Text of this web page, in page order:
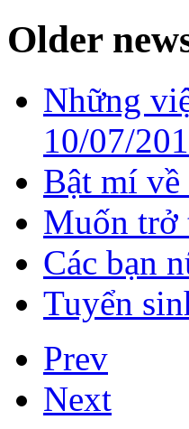
Older
Những
10/07/
Bật mí
Muốn trở
Các bạn
Tuyển
Prev
Next